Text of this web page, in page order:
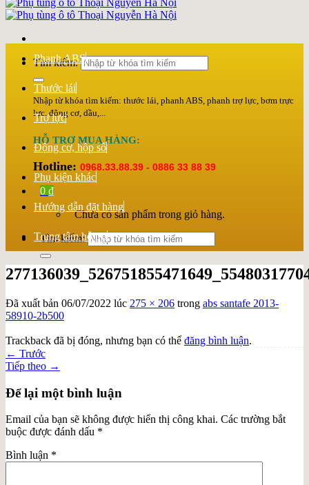
Tìm kiếm:
Nhập từ khóa tìm kiếm: thước lái, phanh ABS, phanh trợ lực, bơm trực
lực, động cơ, dầu,...
HỖ TRỢ MUA HÀNG:
Hotline: 0968.33.88.39 - 0886 33 88 39
0 ₫
Chưa có sản phẩm trong giỏ hàng.
Tìm kiếm:
Phanh ABS
Thước lái
Trợ lực
Động cơ, hộp số
Phụ kiện khác
Hướng dẫn đặt hàng
Trung tâm hỗ trợ
Đã xuất bản 06/07/2022 lúc 275 × 206 trong abs santafe 2013-
58910-2b500
Trackback đã bị đóng, nhưng bạn có thể đăng bình luận.
← Trước
Tiếp theo →
Để lại một bình luận
Email của bạn sẽ không được hiển thị công khai. Các trường bắt
buộc được đánh dấu *
Bình luận *